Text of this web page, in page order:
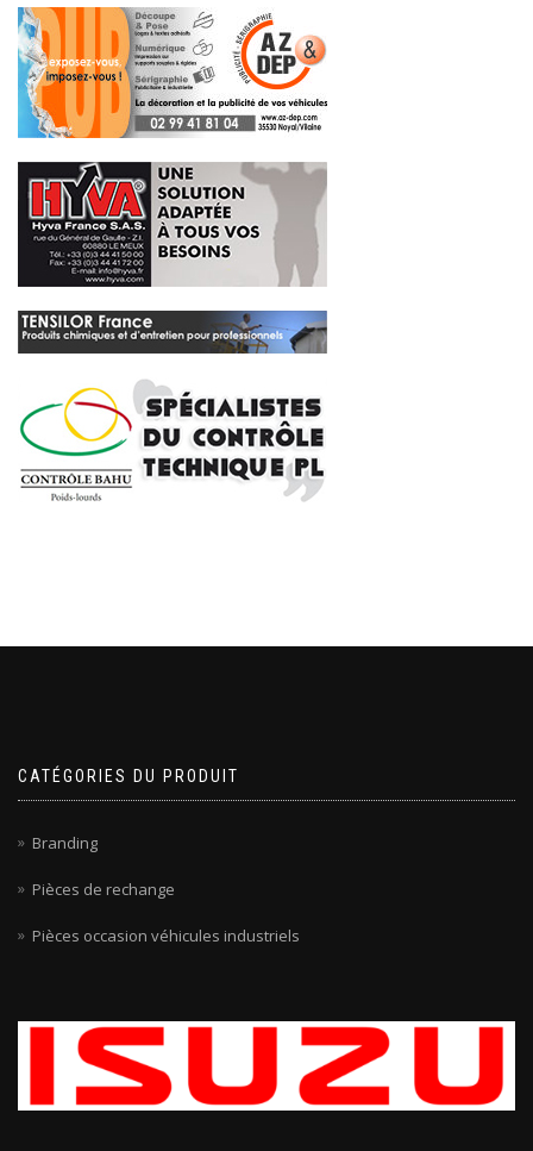
CATÉGORIES DU PRODUIT
Branding
Pièces de rechange
Pièces occasion véhicules industriels